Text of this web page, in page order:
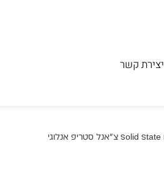
יצירת קשר